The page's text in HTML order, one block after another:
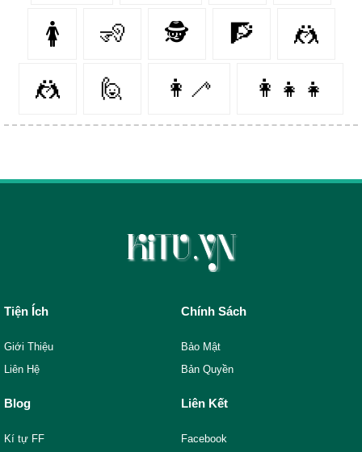
🚺 🧏‍ 🕵️‍️ 🧗‍ 🤼‍
🤼 🙋‍ 👩‍🦯️ 👩‍👧‍👧
Tiện Ích
Giới Thiệu
Liên Hệ
Chính Sách
Bảo Mật
Bản Quyền
Blog
Kí tự FF
Liên Kết
Facebook